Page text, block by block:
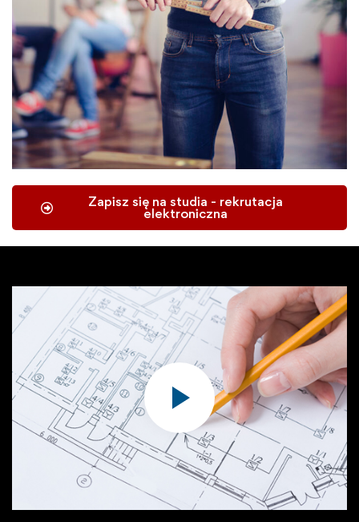
Zapisz się na studia - rekrutacja
elektroniczna